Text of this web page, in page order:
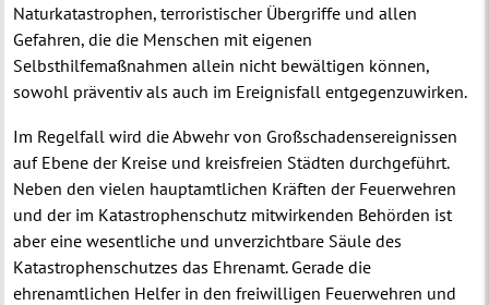
Naturkatastrophen, terroristischer Übergriffe und allen
Gefahren, die die Menschen mit eigenen
Selbsthilfemaßnahmen allein nicht bewältigen können,
sowohl präventiv als auch im Ereignisfall entgegenzuwirken.
Im Regelfall wird die Abwehr von Großschadensereignissen
auf Ebene der Kreise und kreisfreien Städten durchgeführt.
Neben den vielen hauptamtlichen Kräften der Feuerwehren
und der im Katastrophenschutz mitwirkenden Behörden ist
aber eine wesentliche und unverzichtbare Säule des
Katastrophenschutzes das Ehrenamt. Gerade die
ehrenamtlichen Helfer in den freiwilligen Feuerwehren und